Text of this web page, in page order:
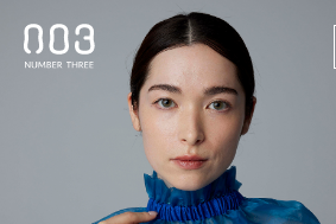
TOP
PRODUCTS